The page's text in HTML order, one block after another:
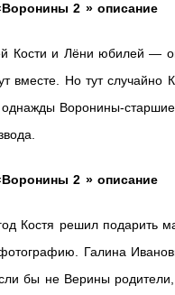
2 » описание
Кости и Лёни юбилей —
вместе. Но тут случайно
однажды Воронины-
2 » описание
Костя решил подарить
Галина
бы не Верины родители,